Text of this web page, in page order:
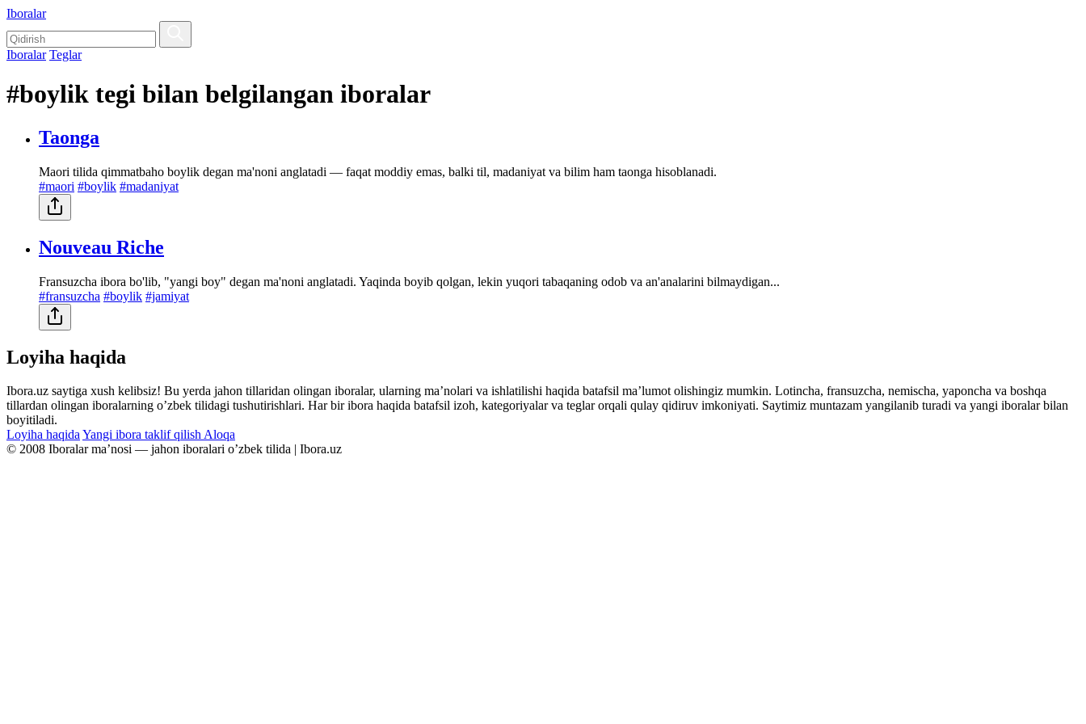
Iboralar
Iboralar Teglar
#boylik tegi bilan belgilangan iboralar
Taonga
Maori tilida qimmatbaho boylik degan ma'noni anglatadi — faqat moddiy emas, balki til, madaniyat va bilim ham taonga hisoblanadi.
#maori #boylik #madaniyat
Nouveau Riche
Fransuzcha ibora bo'lib, "yangi boy" degan ma'noni anglatadi. Yaqinda boyib qolgan, lekin yuqori tabaqaning odob va an'analarini bilmaydigan...
#fransuzcha #boylik #jamiyat
Loyiha haqida
Ibora.uz saytiga xush kelibsiz! Bu yerda jahon tillaridan olingan iboralar, ularning maʼnolari va ishlatilishi haqida batafsil maʼlumot olishingiz mumkin. Lotincha, fransuzcha, nemischa, yaponcha va boshqa
tillardan olingan iboralarning oʼzbek tilidagi tushutirishlari. Har bir ibora haqida batafsil izoh, kategoriyalar va teglar orqali qulay qidiruv imkoniyati. Saytimiz muntazam yangilanib turadi va yangi iboralar bilan
boyitiladi.
Loyiha haqidaYangi ibora taklif qilishAloqa
© 2008 Iboralar maʼnosi — jahon iboralari oʼzbek tilida | Ibora.uz